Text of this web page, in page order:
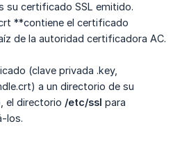
su certificado SSL emitido.
**contiene el certificado
de la autoridad certificadora AC.
(clave privada .key,
a un directorio de su
el directorio /etc/ssl para
los.